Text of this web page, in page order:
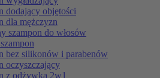
dodający objętości
dla mężczyzn
szampon do włosów
bez silikonów i parabenów
oczyszczający
z odżywką 2w1